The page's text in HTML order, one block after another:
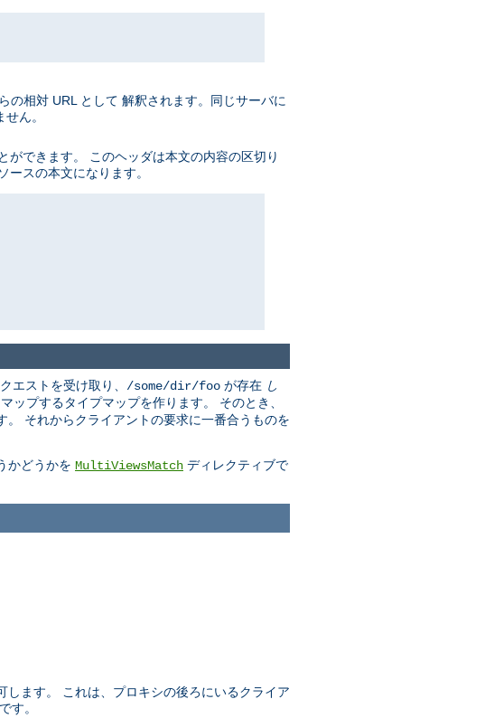
相対 URL として 解釈されます。同じサーバに
ん。
できます。 このヘッダは本文の内容の区切り
スの本文になります。
エストを受け取り、 /some/dir/foo が存在 し
ップするタイプマップを作ります。 そのとき、
それからクライアントの要求に一番合うものを
かどうかを MultiViewsMatch ディレクティブで
ます。 これは、プロキシの後ろにいるクライア
す。